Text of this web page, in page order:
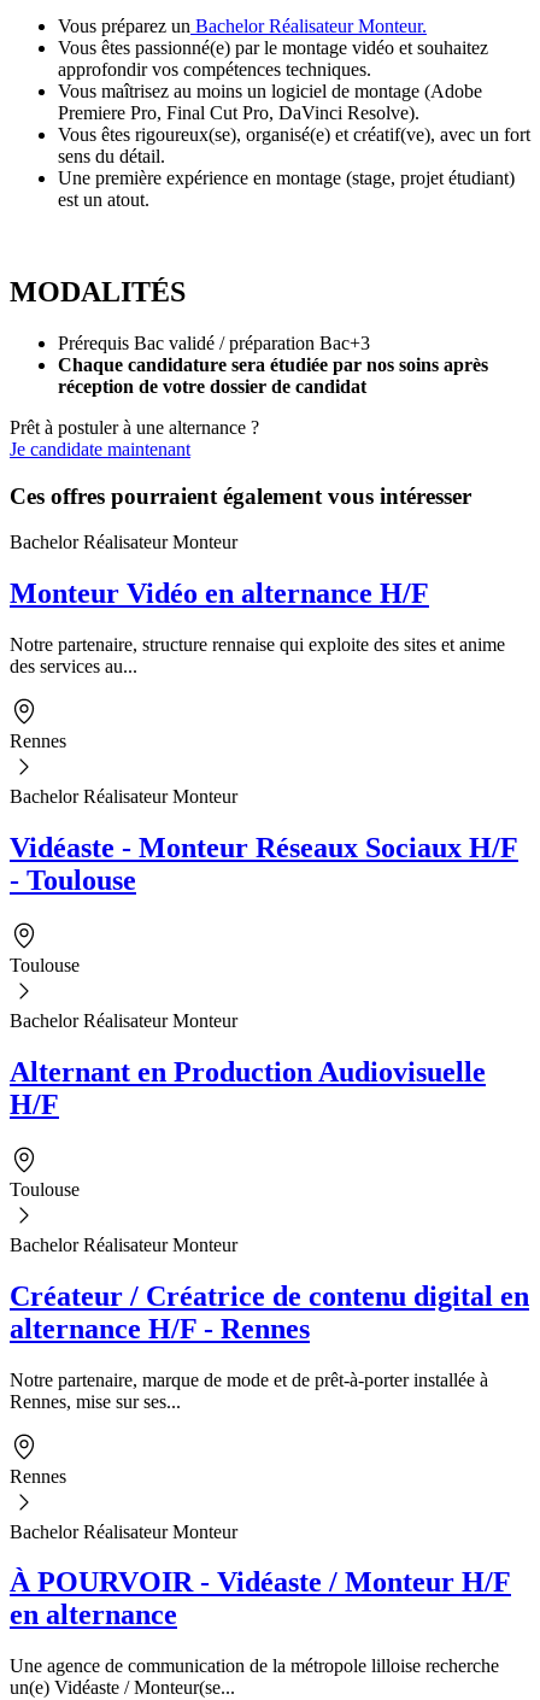
Vous préparez un Bachelor Réalisateur Monteur.
Vous êtes passionné(e) par le montage vidéo et souhaitez
approfondir vos compétences techniques.
Vous maîtrisez au moins un logiciel de montage (Adobe
Premiere Pro, Final Cut Pro, DaVinci Resolve).
Vous êtes rigoureux(se), organisé(e) et créatif(ve), avec un fort
sens du détail.
Une première expérience en montage (stage, projet étudiant)
est un atout.
MODALITÉS
Prérequis Bac validé / préparation Bac+3
Chaque candidature sera étudiée par nos soins après
réception de votre dossier de candidat
Prêt à postuler à une alternance ?
Je candidate maintenant
Ces offres pourraient également vous intéresser
Bachelor Réalisateur Monteur
Monteur Vidéo en alternance H/F
Notre partenaire, structure rennaise qui exploite des sites et anime
des services au...
Rennes
Bachelor Réalisateur Monteur
Vidéaste - Monteur Réseaux Sociaux H/F
- Toulouse
Toulouse
Bachelor Réalisateur Monteur
Alternant en Production Audiovisuelle
H/F
Toulouse
Bachelor Réalisateur Monteur
Créateur / Créatrice de contenu digital en
alternance H/F - Rennes
Notre partenaire, marque de mode et de prêt-à-porter installée à
Rennes, mise sur ses...
Rennes
Bachelor Réalisateur Monteur
À POURVOIR - Vidéaste / Monteur H/F
en alternance
Une agence de communication de la métropole lilloise recherche
un(e) Vidéaste / Monteur(se...